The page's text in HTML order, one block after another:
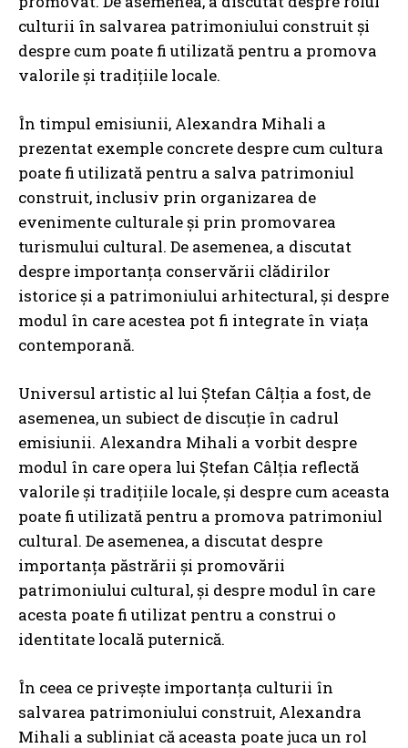
culturii în salvarea patrimoniului construit și
despre cum poate fi utilizată pentru a promova
valorile și tradițiile locale.
În timpul emisiunii, Alexandra Mihali a
prezentat exemple concrete despre cum cultura
poate fi utilizată pentru a salva patrimoniul
construit, inclusiv prin organizarea de
evenimente culturale și prin promovarea
turismului cultural. De asemenea, a discutat
despre importanța conservării clădirilor
istorice și a patrimoniului arhitectural, și despre
modul în care acestea pot fi integrate în viața
contemporană.
Universul artistic al lui Ștefan Câlția a fost, de
asemenea, un subiect de discuție în cadrul
emisiunii. Alexandra Mihali a vorbit despre
modul în care opera lui Ștefan Câlția reflectă
valorile și tradițiile locale, și despre cum aceasta
poate fi utilizată pentru a promova patrimoniul
cultural. De asemenea, a discutat despre
importanța păstrării și promovării
patrimoniului cultural, și despre modul în care
acesta poate fi utilizat pentru a construi o
identitate locală puternică.
În ceea ce privește importanța culturii în
salvarea patrimoniului construit, Alexandra
Mihali a subliniat că aceasta poate juca un rol